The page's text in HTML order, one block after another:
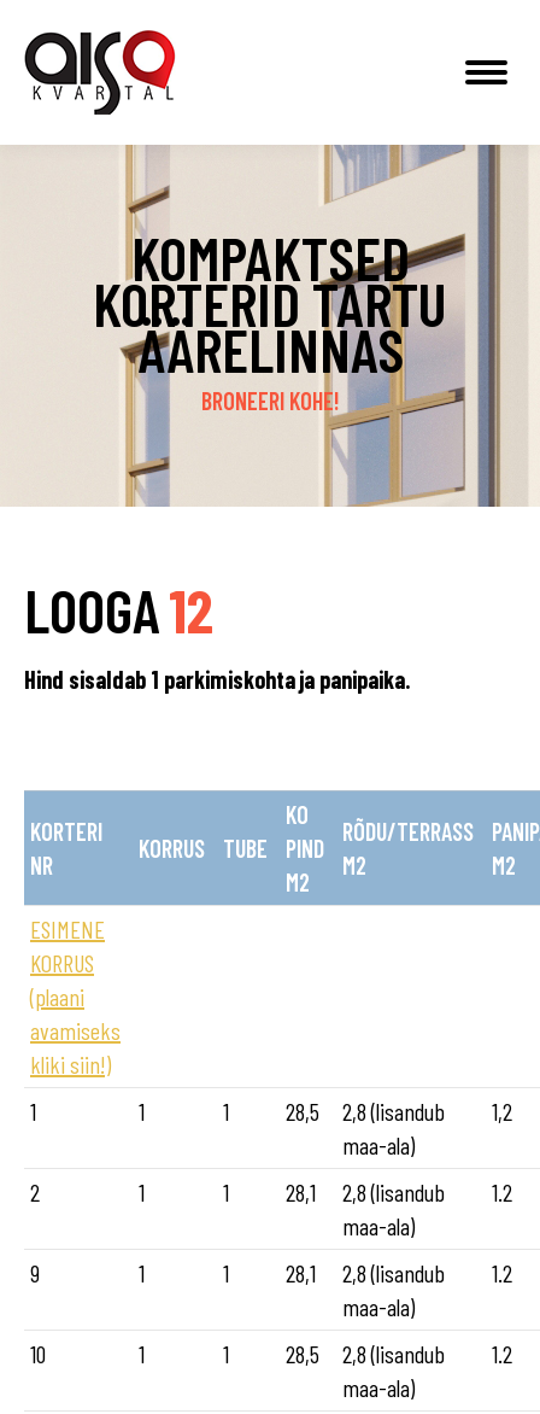
KOMPAKTSED
KORTERID TARTU
ÄÄRELINNAS
BRONEERI KOHE!
LOOGA12
Hind sisaldab 1 parkimiskohta ja panipaika.
KORTERI
NR
KORRUS TUBE
KO
PIND
M2
RÕDU/TERRASS
M2
M2
ESIMENE
KORRUS
(plaani
avamiseks
kliki siin!)
1
1 1 28,5
2,8 (lisandub
maa-ala)
1,2
2 1 1 28,1
2,8 (lisandub
maa-ala)
1.2
9 1 1 28,1
2,8 (lisandub
maa-ala)
1.2
10 1 1 28,5
2,8 (lisandub
maa-ala)
1.2